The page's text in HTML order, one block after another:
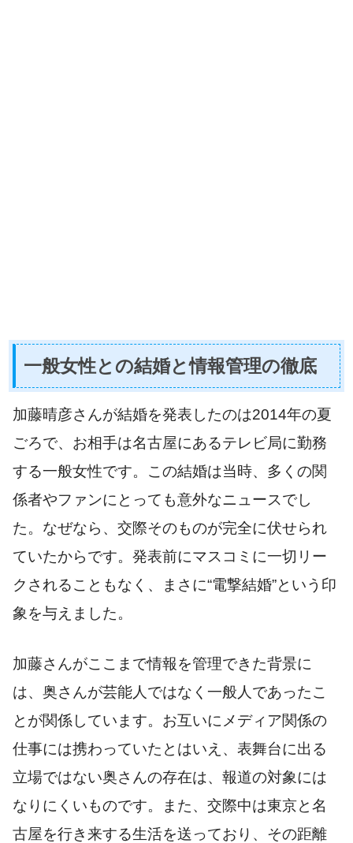
一般女性との結婚と情報管理の徹底
加藤晴彦さんが結婚を発表したのは2014年の夏
ごろで、お相手は名古屋にあるテレビ局に勤務
する一般女性です。この結婚は当時、多くの関
係者やファンにとっても意外なニュースでし
た。なぜなら、交際そのものが完全に伏せられ
ていたからです。発表前にマスコミに一切リー
クされることもなく、まさに“電撃結婚”という印
象を与えました。
加藤さんがここまで情報を管理できた背景に
は、奥さんが芸能人ではなく一般人であったこ
とが関係しています。お互いにメディア関係の
仕事には携わっていたとはいえ、表舞台に出る
立場ではない奥さんの存在は、報道の対象には
なりにくいものです。また、交際中は東京と名
古屋を行き来する生活を送っており、その距離